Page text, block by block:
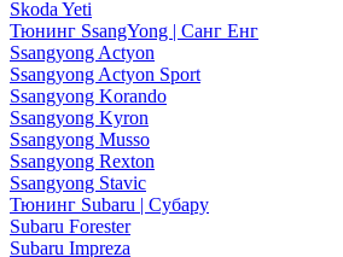
Skoda Yeti
Тюнинг SsangYong | Санг Енг
Ssangyong Actyon
Ssangyong Actyon Sport
Ssangyong Korando
Ssangyong Kyron
Ssangyong Musso
Ssangyong Rexton
Ssangyong Stavic
Тюнинг Subaru | Субару
Subaru Forester
Subaru Impreza